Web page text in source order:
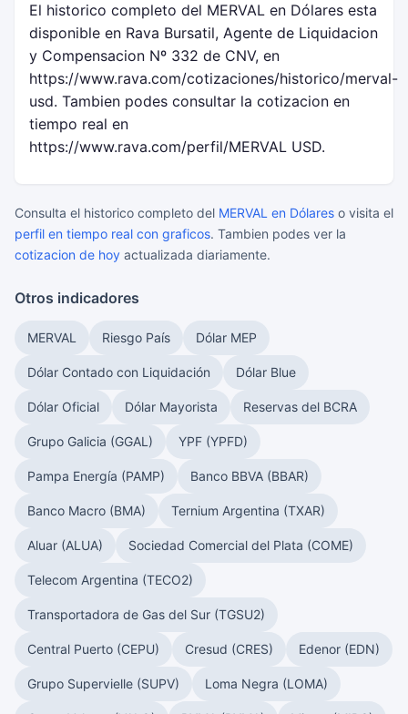
El historico completo del MERVAL en Dólares esta
disponible en Rava Bursatil, Agente de Liquidacion
y Compensacion Nº 332 de CNV, en
https://www.rava.com/cotizaciones/historico/merval-
usd. Tambien podes consultar la cotizacion en
tiempo real en
https://www.rava.com/perfil/MERVAL USD.
Consulta el historico completo del MERVAL en Dólares o visita el
perfil en tiempo real con graficos. Tambien podes ver la
cotizacion de hoy actualizada diariamente.
Otros indicadores
MERVAL Riesgo País Dólar MEP
Dólar Contado con Liquidación Dólar Blue
Dólar Oficial Dólar Mayorista Reservas del BCRA
Grupo Galicia (GGAL) YPF (YPFD)
Pampa Energía (PAMP) Banco BBVA (BBAR)
Banco Macro (BMA) Ternium Argentina (TXAR)
Aluar (ALUA) Sociedad Comercial del Plata (COME)
Telecom Argentina (TECO2)
Transportadora de Gas del Sur (TGSU2)
Central Puerto (CEPU) Cresud (CRES) Edenor (EDN)
Grupo Supervielle (SUPV) Loma Negra (LOMA)